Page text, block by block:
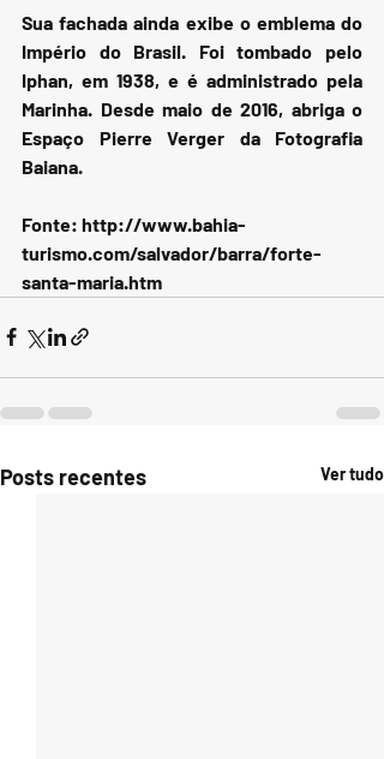
Sua fachada ainda exibe o emblema do
Império do Brasil. Foi tombado pelo
Iphan, em 1938, e é administrado pela
Marinha. Desde maio de 2016, abriga o
Espaço Pierre Verger da Fotografia
Baiana.
Fonte: http://www.bahia-
turismo.com/salvador/barra/forte-
santa-maria.htm
Posts recentes Ver tudo